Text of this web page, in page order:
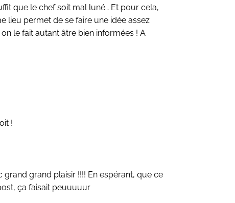
que le chef soit mal luné… Et pour cela,
lieu permet de se faire une idée assez
le fait autant âtre bien informées ! A
!
grand plaisir !!!! En espérant, que ce
ça faisait peuuuuur